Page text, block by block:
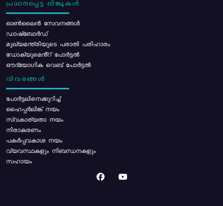
പ്രധാനപ്പെട്ട ലിങ്കുകൾ
ഓൺലൈൻ സേവനങ്ങൾ
ഡാഷ്ബോർഡ്
മുഖ്യമന്ത്രിയുടെ പരാതി പരിഹാരം
ഡോക്യുമെൻ്റ് പോർട്ടൽ
ഔദ്യോഗിക വെബ് പോർട്ടൽ
വിവരങ്ങൾ
പോര്‍ട്ടലിനെക്കുറിച്ച്
ഹൈപ്പർലിങ്ക് നയം
സ്വകാര്യതാ നയം
നിരാകരണം
പകർപ്പവകാശ നയം
വ്യവസ്ഥകളും നിബന്ധനകളും
സഹായം